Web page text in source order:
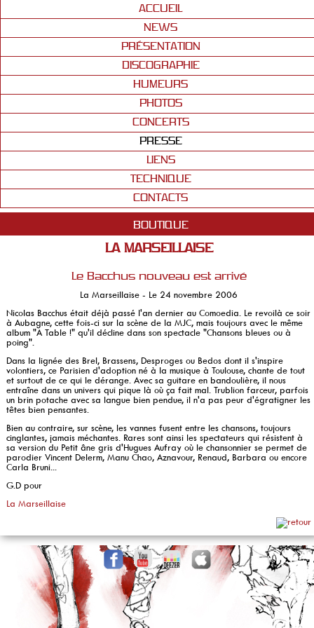
ACCUEIL
NEWS
PRÉSENTATION
DISCOGRAPHIE
HUMEURS
PHOTOS
CONCERTS
PRESSE
LIENS
TECHNIQUE
CONTACTS
BOUTIQUE
LA MARSEILLAISE
Le Bacchus nouveau est arrivé
La Marseillaise - Le 24 novembre 2006
Nicolas Bacchus était déjà passé l'an dernier au Comoedia. Le revoilà ce soir
à Aubagne, cette fois-ci sur la scène de la MJC, mais toujours avec le même
album "A Table !" qu'il décline dans son spectacle "Chansons bleues ou à
poing".
Dans la lignée des Brel, Brassens, Desproges ou Bedos dont il s'inspire
volontiers, ce Parisien d'adoption né à la musique à Toulouse, chante de tout
et surtout de ce qui le dérange. Avec sa guitare en bandoulière, il nous
entraîne dans un univers qui pique là où ça fait mal. Trublion farceur, parfois
un brin potache avec sa langue bien pendue, il n'a pas peur d'égratigner les
têtes bien pensantes.
Bien au contraire, sur scène, les vannes fusent entre les chansons, toujours
cinglantes, jamais méchantes. Rares sont ainsi les spectateurs qui résistent à
sa version du Petit âne gris d'Hugues Aufray où le chansonnier se permet de
parodier Vincent Delerm, Manu Chao, Aznavour, Renaud, Barbara ou encore
Carla Bruni...
G.D pour
La Marseillaise